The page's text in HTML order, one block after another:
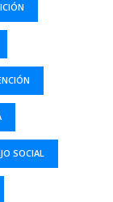
SOCIAL